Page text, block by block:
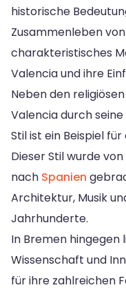
historische
Zusammenleben
charakteristisches
Valencia und ihre
Neben den
Valencia durch
Stil ist ein Beispiel
Dieser Stil wurde
nach Spanien
Architektur, Musik
Jahrhunderte.
In Bremen hingegen
Wissenschaft und
für ihre zahlreichen